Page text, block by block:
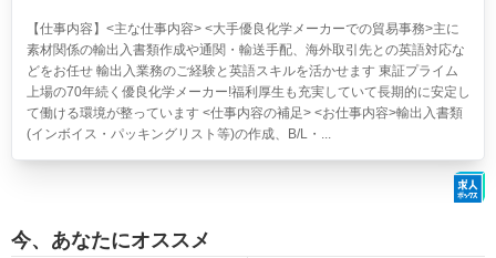
【仕事内容】<主な仕事内容> <大手優良化学メーカーでの貿易事務>主に
素材関係の輸出入書類作成や通関・輸送手配、海外取引先との英語対応な
どをお任せ 輸出入業務のご経験と英語スキルを活かせます 東証プライム
上場の70年続く優良化学メーカー!福利厚生も充実していて長期的に安定し
て働ける環境が整っています <仕事内容の補足> <お仕事内容>輸出入書類
(インボイス・パッキングリスト等)の作成、B/L・...
今、あなたにオススメ